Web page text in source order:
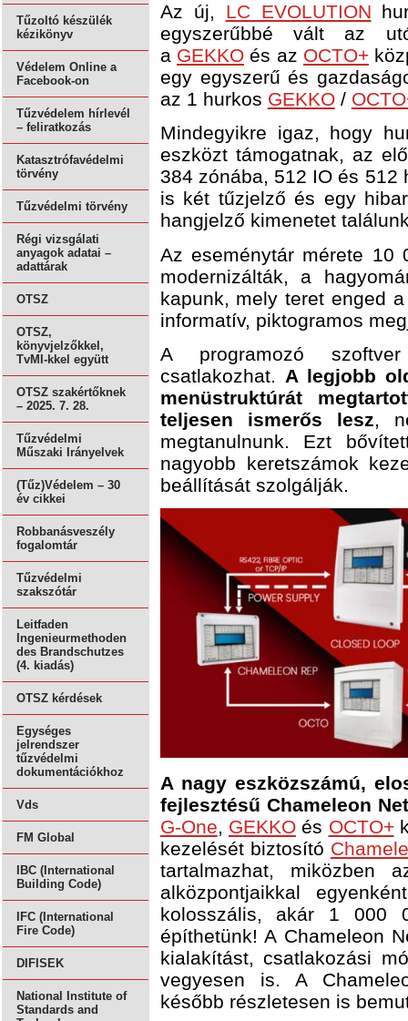
Tűzoltó készülék
kézikönyv
Védelem Online a
Facebook-on
Tűzvédelem hírlevél
– feliratkozás
Katasztrófavédelmi
törvény
Tűzvédelmi törvény
Régi vizsgálati
anyagok adatai –
adattárak
OTSZ
OTSZ,
könyvjelzőkkel,
TvMI-kkel együtt
OTSZ szakértőknek
– 2025. 7. 28.
Tűzvédelmi
Műszaki Irányelvek
(Tűz)Védelem – 30
év cikkei
Robbanásveszély
fogalomtár
Tűzvédelmi
szakszótár
Leitfaden
Ingenieurmethoden
des Brandschutzes
(4. kiadás)
OTSZ kérdések
Egységes
jelrendszer
tűzvédelmi
dokumentációkhoz
Vds
FM Global
IBC (International
Building Code)
IFC (International
Fire Code)
DIFISEK
National Institute of
Standards and
Az új, LC EVOLUTION
egyszerűbbé vált az
a GEKKO és az OCTO+
egy egyszerű és
az 1 hurkos GEKKO/
Mindegyikre igaz, hogy
eszközt támogatnak, az
384 zónába, 512 IO és 512
is két tűzjelző és egy
hangjelző kimenetet
Az eseménytár mérete 10
modernizálták, a
kapunk, mely teret enged
informatív, piktogramos
A programozó
csatlakozhat. A legjobb
menüstruktúrát
teljesen ismerős lesz,
megtanulnunk. Ezt
nagyobb keretszámok
beállítását szolgálják.
A nagy eszközszámú,
fejlesztésű Chameleon
G-One, GEKKO és OCTO+
kezelését biztosító
tartalmazhat, miközben
alközpontjaikkal
kolosszális, akár 1 000
építhetünk! A Chameleon
kialakítást, csatlakozási
vegyesen is. A
később részletesen is